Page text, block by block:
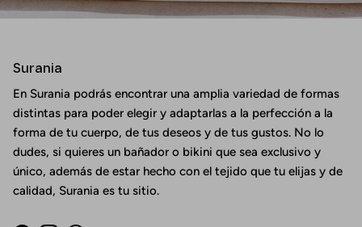
Surania
En Surania podrás encontrar una amplia variedad de formas
distintas para poder elegir y adaptarlas a la perfección a la
forma de tu cuerpo, de tus deseos y de tus gustos. No lo
dudes, si quieres un bañador o bikini que sea exclusivo y
único, además de estar hecho con el tejido que tu elijas y de
calidad, Surania es tu sitio.